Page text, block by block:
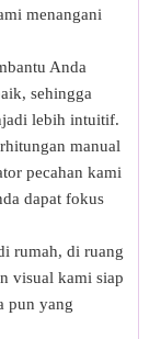
menangani
Anda
sehingga
lebih intuitif.
manual
pecahan kami
dapat fokus
rumah, di ruang
visual kami siap
pun yang